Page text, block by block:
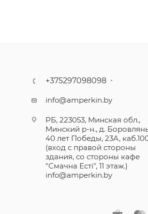
+375297098098
info@amperkin.by
РБ, 223053, Минская обл.,
Минский р-н., д.
40 лет Победы, 23А,
(вход с правой стороны
здания, со стороны кафе
"Смачна Естi", 11 этаж.)
info@amperkin.by